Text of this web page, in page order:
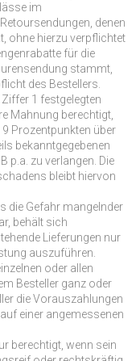
im
denen
ohne hierzu verpflichtet
für die
stammt,
des Bestellers.
1 festgelegten
Mahnung berechtigt,
Prozentpunkten über
bekanntgegebenen
p.a. zu verlangen. Die
bleibt hiervon
die Gefahr mangelnder
behält sich
Lieferungen nur
auszuführen.
oder allen
Besteller ganz oder
die Vorauszahlungen
einer angemessenen
berechtigt, wenn sein